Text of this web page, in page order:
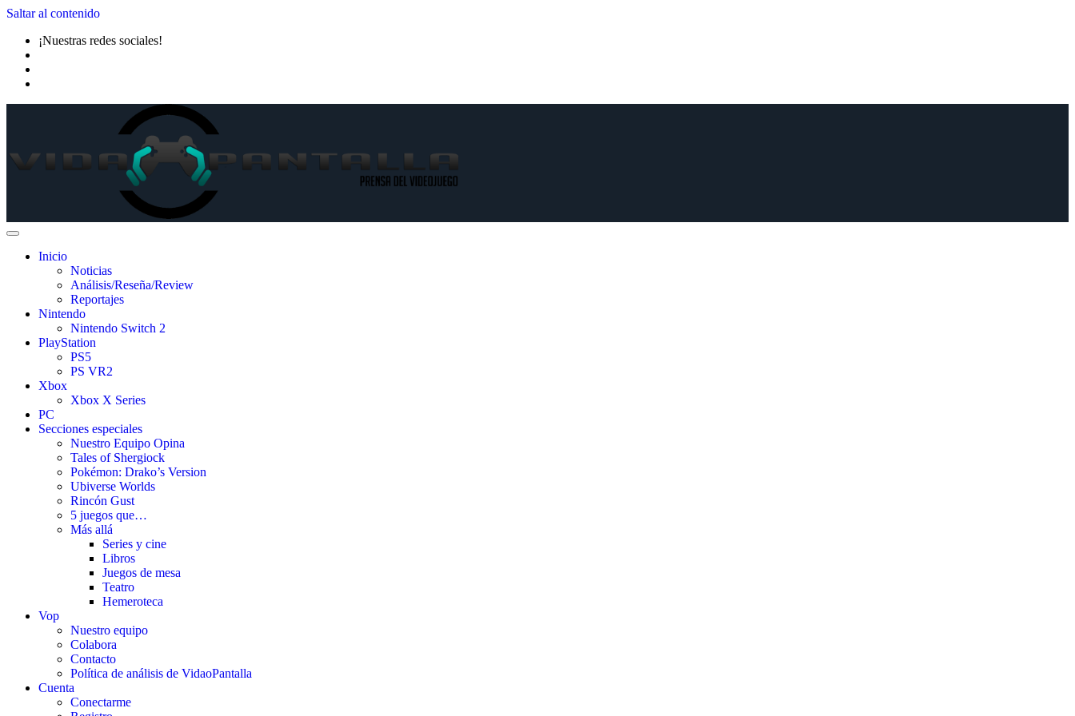
Saltar al contenido
¡Nuestras redes sociales!
Inicio
Noticias
Análisis/Reseña/Review
Reportajes
Nintendo
Nintendo Switch 2
PlayStation
PS5
PS VR2
Xbox
Xbox X Series
PC
Secciones especiales
Nuestro Equipo Opina
Tales of Shergiock
Pokémon: Drako’s Version
Ubiverse Worlds
Rincón Gust
5 juegos que…
Más allá
Series y cine
Libros
Juegos de mesa
Teatro
Hemeroteca
Vop
Nuestro equipo
Colabora
Contacto
Política de análisis de VidaoPantalla
Cuenta
Conectarme